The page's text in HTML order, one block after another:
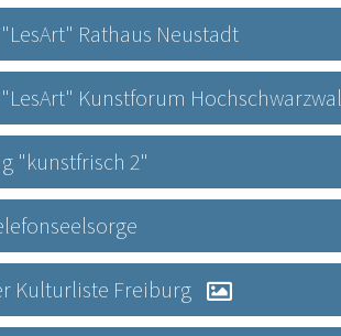
Rathaus Neustadt
"LesArt" Kunstforum
"kunstfrisch 2"
Kulturliste Freiburg